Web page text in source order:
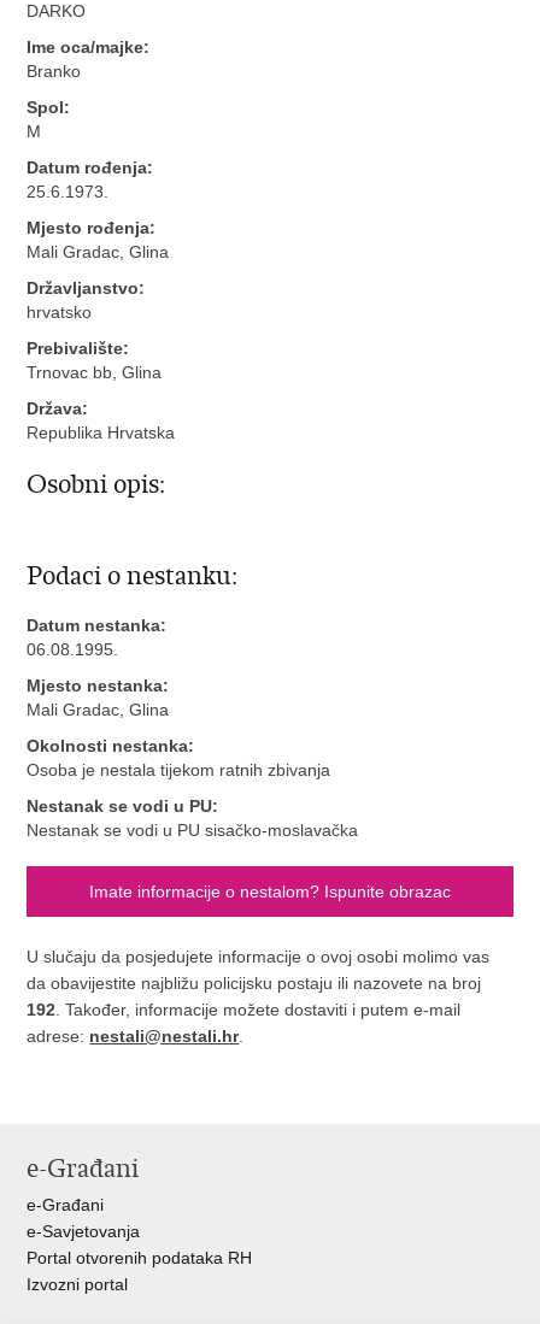
DARKO
Ime oca/majke:
Branko
Spol:
M
Datum rođenja:
25.6.1973.
Mjesto rođenja:
Mali Gradac, Glina
Državljanstvo:
hrvatsko
Prebivalište:
Trnovac bb, Glina
Država:
Republika Hrvatska
Osobni opis:
Podaci o nestanku:
Datum nestanka:
06.08.1995.
Mjesto nestanka:
Mali Gradac, Glina
Okolnosti nestanka:
Osoba je nestala tijekom ratnih zbivanja
Nestanak se vodi u PU:
Nestanak se vodi u PU sisačko-moslavačka
Imate informacije o nestalom? Ispunite obrazac
U slučaju da posjedujete informacije o ovoj osobi molimo vas
da obavijestite najbližu policijsku postaju ili nazovete na broj
192. Također, informacije možete dostaviti i putem e-mail
adrese: nestali@nestali.hr.
e-Građani
e-Građani
e-Savjetovanja
Portal otvorenih podataka RH
Izvozni portal